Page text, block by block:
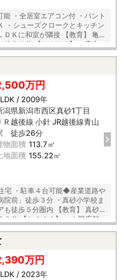
・全居室エアコン付 ・パント
・シューズクロークとキッチン
室が隣接 【教育】 亀
め】 ・安心
Ｃ ・ホスクリーン２列付、陽
も快適 ・陽当り通風良好な全
万円
/ 2009年
潟県新潟市西区真砂1丁目
ＪＲ越後線 小針 JR越後線青山
徒歩26分
物面積 113.7㎡
地面積 155.22㎡
・駐車４台可能◆産業道路や
前」徒歩３分 ・真砂小学校ま
圏内 【教育】 真砂
階店舗
・スーパー車で４分で日々の
万円
/ 2023年